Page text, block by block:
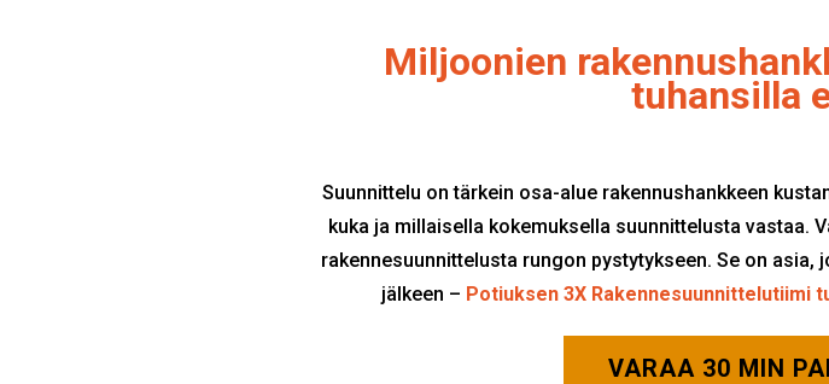
Miljoonien
tuhansilla
Suunnittelu on tärkein osa-alue rakennushankkeen
kuka ja millaisella kokemuksella suunnittelusta vastaa.
rakennesuunnittelusta rungon pystytykseen. Se on
jälkeen – Potiuksen 3X Rakennesuunnittelutiimi
VARAA 30 MIN